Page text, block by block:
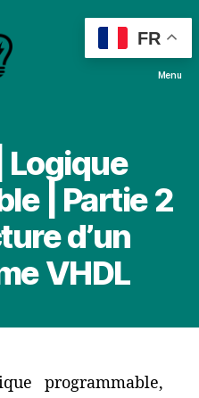
Menu
Logique
| Partie 2
d’un
VHDL
programmable,
FR